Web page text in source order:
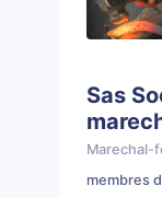
Sas
Marechal-
membres